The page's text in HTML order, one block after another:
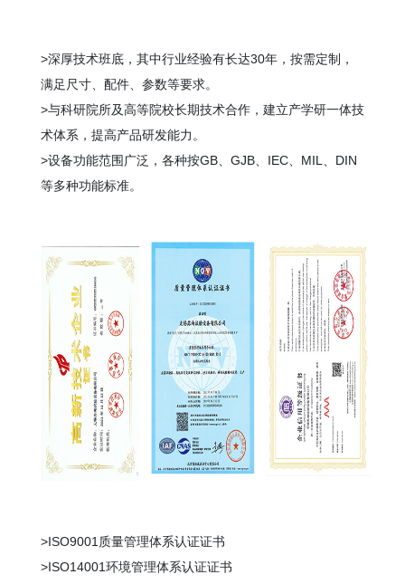
>深厚技术班底，其中行业经验有长达30年 ，按需定制，
满足尺寸、配件、参数等要求。
>与科研院所及高等院校长期技术合作，建立产学研一体技
术体系，提高产品研发能力。
>设备功能范围广泛，各种按GB、GJB、IEC、MIL、DIN
等多种功能标准。
>ISO9001质量管理体系认证证书
>ISO14001环境管理体系认证证书